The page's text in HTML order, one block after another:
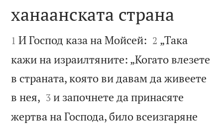

ханаанската страна

1 И Господ каза на Мойсей: 

2 „Така
кажи на израилтяните: „Когато влезете
в страната, която ви давам да живеете
в нея, 

3 и започнете да принасяте
жертва на Господа, било всеизгаряне